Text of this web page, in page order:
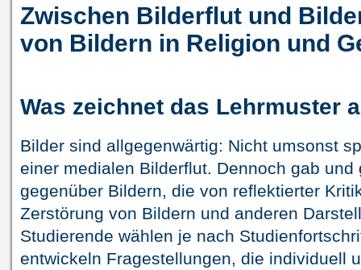
Zwischen Bilderflut und
von Bildern in Religion und
Was zeichnet das Lehrmuster
Bilder sind allgegenwärtig: Nicht umsonst
einer medialen Bilderflut. Dennoch gab und
gegenüber Bildern, die von reflektierter
Zerstörung von Bildern und anderen
Studierende wählen je nach
entwickeln Fragestellungen, die individuell